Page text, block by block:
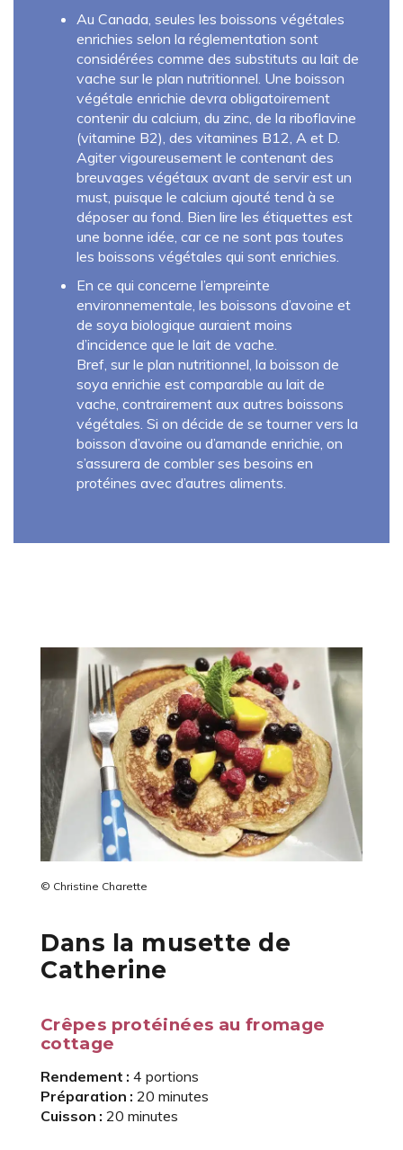
Au Canada, seules les boissons végétales
enrichies selon la réglementation sont
considérées comme des substituts au lait de
vache sur le plan nutritionnel. Une boisson
végétale enrichie devra obligatoirement
contenir du calcium, du zinc, de la riboflavine
(vitamine B2), des vitamines B12, A et D.
Agiter vigoureusement le contenant des
breuvages végétaux avant de servir est un
must, puisque le calcium ajouté tend à se
déposer au fond. Bien lire les étiquettes est
une bonne idée, car ce ne sont pas toutes
les boissons végétales qui sont enrichies.
En ce qui concerne l’empreinte
environnementale, les boissons d’avoine et
de soya biologique auraient moins
d’incidence que le lait de vache.
Bref, sur le plan nutritionnel, la boisson de
soya enrichie est comparable au lait de
vache, contrairement aux autres boissons
végétales. Si on décide de se tourner vers la
boisson d’avoine ou d’amande enrichie, on
s’assurera de combler ses besoins en
protéines avec d’autres aliments.
© Christine Charette
Dans la musette de
Catherine
Crêpes protéinées au fromage
cottage
Rendement : 4 portions
Préparation : 20 minutes
Cuisson : 20 minutes